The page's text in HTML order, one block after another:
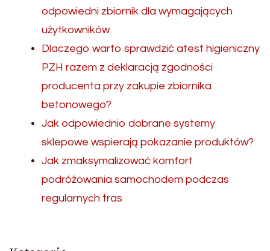
odpowiedni zbiornik dla wymagających
użytkowników
Dlaczego warto sprawdzić atest higieniczny
PZH razem z deklaracją zgodności
producenta przy zakupie zbiornika
betonowego?
Jak odpowiednio dobrane systemy
sklepowe wspierają pokazanie produktów?
Jak zmaksymalizować komfort
podróżowania samochodem podczas
regularnych tras